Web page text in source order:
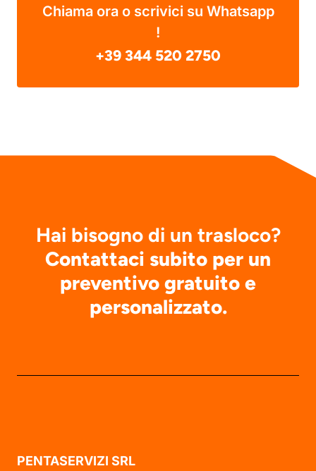
Chiama ora o scrivici su Whatsapp
!
+39 344 520 2750
Hai bisogno di un trasloco?
Contattaci subito per un
preventivo gratuito e
personalizzato.
PENTASERVIZI SRL